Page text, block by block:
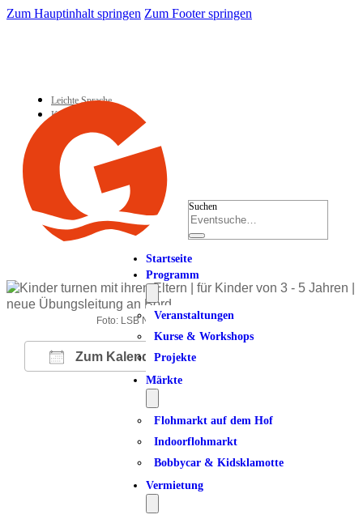
Zum Hauptinhalt springen Zum Footer springen
Leichte Sprache
Kontakt
Suchen
Startseite
Programm
Veranstaltungen
Kurse & Workshops
Projekte
Märkte
Flohmarkt auf dem Hof
Indoorflohmarkt
Bobbycar & Kidsklamotte
Vermietung
Foto: LSB NRW Andrea Bowinkelmann
Zum Kalender hinzufügen
ICS herunterladen
Google Kalender
iCalendar